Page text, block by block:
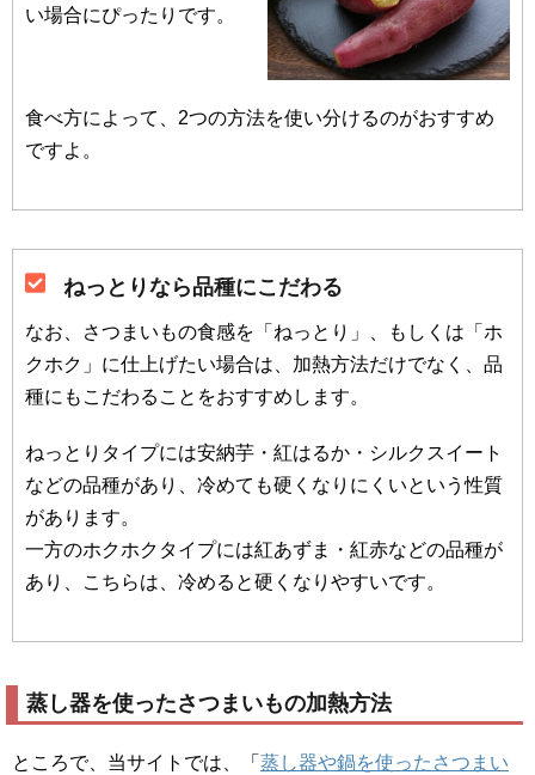
い場合にぴったりです。
食べ方によって、2つの方法を使い分けるのがおすすめ
ですよ。
ねっとりなら品種にこだわる
なお、さつまいもの食感を「ねっとり」、もしくは「ホ
クホク」に仕上げたい場合は、加熱方法だけでなく、品
種にもこだわることをおすすめします。
ねっとりタイプには安納芋・紅はるか・シルクスイート
などの品種があり、冷めても硬くなりにくいという性質
があります。
一方のホクホクタイプには紅あずま・紅赤などの品種が
あり、こちらは、冷めると硬くなりやすいです。
蒸し器を使ったさつまいもの加熱方法
ところで、当サイトでは、「 蒸し器や鍋を使ったさつまい